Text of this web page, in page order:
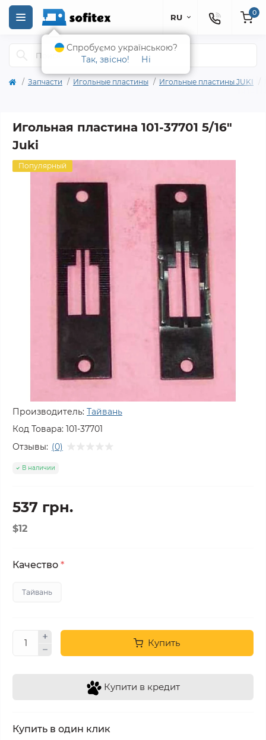
RU 0
Запчасти Игольные пластины Игольные пластины JUKI
Игольная пластина 101-37701 5/16"
Juki
Популярный
Производитель: Тайвань
Код Товара: 101-37701
Отзывы: (0)
В наличии
537 грн.
$12
Качество *
Тайвань
Купить
Купити в кредит
Купить в один клик
Спробуємо українською?
Так, звісно!
Ні